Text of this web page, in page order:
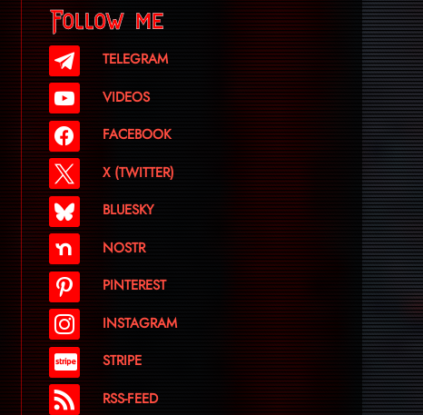
Follow me
TELEGRAM
VIDEOS
FACEBOOK
X (TWITTER)
BLUESKY
NOSTR
PINTEREST
INSTAGRAM
STRIPE
RSS-FEED